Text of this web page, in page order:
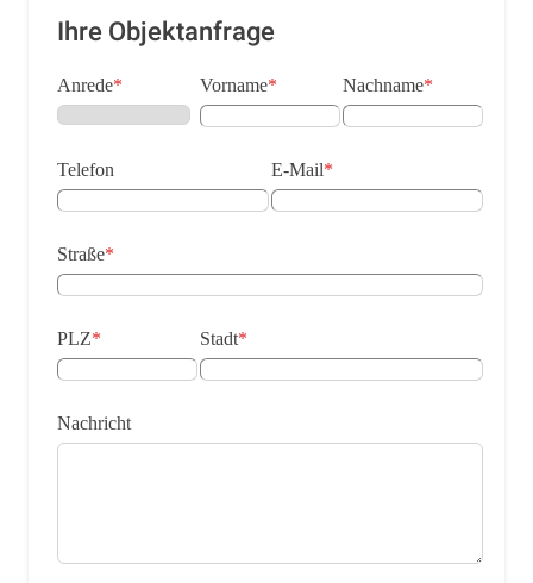
Ihre Objektanfrage
Anrede* Vorname* Nachname*
Telefon E-Mail*
Straße*
PLZ* Stadt*
Nachricht